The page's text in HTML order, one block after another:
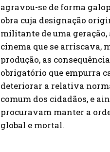
agravou-se de forma
obra cuja designação
militante de uma
cinema que se arriscava,
produção, as
obrigatório que empurra
deteriorar a relativa
comum dos cidadãos, e
procuravam manter a
global e mortal.